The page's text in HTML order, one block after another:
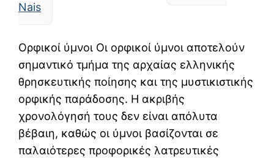
Nais
Ορφικοί ύμνοι Οι ορφικοί ύμνοι αποτελούν
σημαντικό τμήμα της αρχαίας ελληνικής
θρησκευτικής ποίησης και της μυστικιστικής
ορφικής παράδοσης. Η ακριβής
χρονολόγησή τους δεν είναι απόλυτα
βέβαιη, καθώς οι ύμνοι βασίζονται σε
παλαιότερες προφορικές λατρευτικές